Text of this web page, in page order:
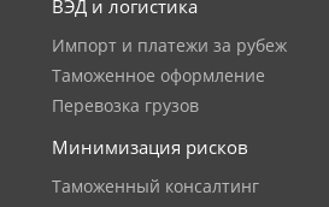
ВЭД и логистика
Импорт и платежи за рубеж
Таможенное оформление
Перевозка грузов
Минимизация рисков
Таможенный консалтинг